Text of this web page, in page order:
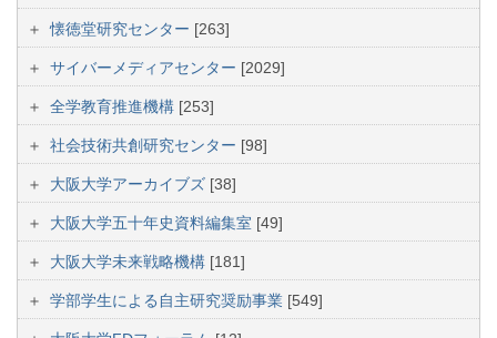
懐徳堂研究センター [263]
サイバーメディアセンター [2029]
全学教育推進機構 [253]
社会技術共創研究センター [98]
大阪大学アーカイブズ [38]
大阪大学五十年史資料編集室 [49]
大阪大学未来戦略機構 [181]
学部学生による自主研究奨励事業 [549]